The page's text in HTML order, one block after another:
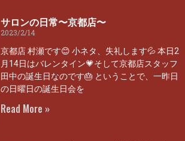
サロンの日常〜京都店〜
2023/2/14
京都店 村瀬です😊 小ネタ、失礼します💦 本日2
月14日はバレンタイン💗そして京都店スタッフ
田中の誕生日なのです🎂 ということで、一昨日
の日曜日の誕生日会を
Read More »